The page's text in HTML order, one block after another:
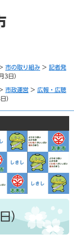
市の取り組み > 記者発
3日）
市政運営 > 広報・広聴
）
）